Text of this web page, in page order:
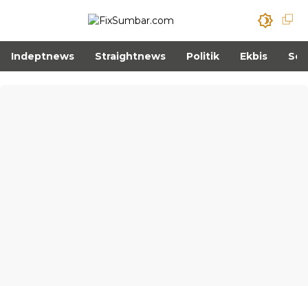
Indeptnews Straightnews Politik Ekbis